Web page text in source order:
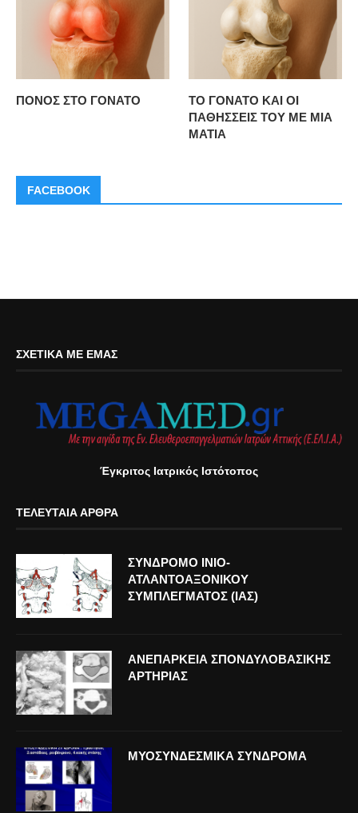
ΠΟΝΟΣ ΣΤΟ ΓΟΝΑΤΟ
ΤΟ ΓΟΝΑΤΟ ΚΑΙ ΟΙ
ΠΑΘΗΣΣΕΙΣ ΤΟΥ ΜΕ ΜΙΑ
ΜΑΤΙΑ
FACEBOOK
ΣΧΕΤΙΚΆ ΜΕ ΕΜΆΣ
Έγκριτος Ιατρικός Ιστότοπος
ΤΕΛΕΥΤΑΊΑ ΆΡΘΡΑ
ΣΥΝΔΡΟΜΟ ΙΝΙΟ-
ΑΤΛΑΝΤΟΑΞΟΝΙΚΟΥ
ΣΥΜΠΛΕΓΜΑΤΟΣ (ΙΑΣ)
ΑΝΕΠΑΡΚΕΙΑ ΣΠΟΝΔΥΛΟΒΑΣΙΚΗΣ
ΑΡΤΗΡΙΑΣ
ΜΥΟΣΥΝΔΕΣΜΙΚΑ ΣΥΝΔΡΟΜΑ